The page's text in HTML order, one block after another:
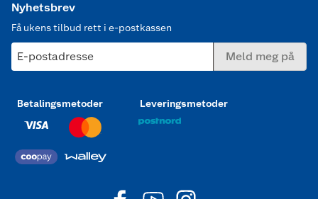
Nyhetsbrev
Få ukens tilbud rett i e-postkassen
E-postadresse Meld meg på
Betalingsmetoder Leveringsmetoder